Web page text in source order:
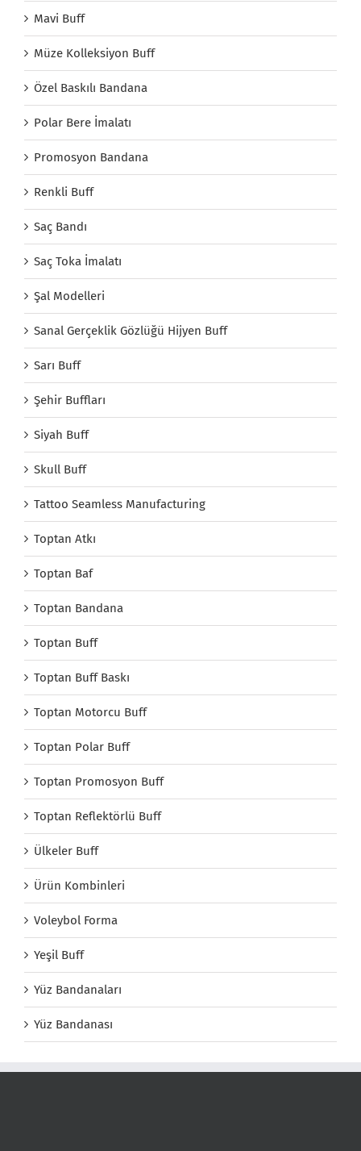
Mavi Buff
Müze Kolleksiyon Buff
Özel Baskılı Bandana
Polar Bere İmalatı
Promosyon Bandana
Renkli Buff
Saç Bandı
Saç Toka İmalatı
Şal Modelleri
Sanal Gerçeklik Gözlüğü Hijyen Buff
Sarı Buff
Şehir Buffları
Siyah Buff
Skull Buff
Tattoo Seamless Manufacturing
Toptan Atkı
Toptan Baf
Toptan Bandana
Toptan Buff
Toptan Buff Baskı
Toptan Motorcu Buff
Toptan Polar Buff
Toptan Promosyon Buff
Toptan Reflektörlü Buff
Ülkeler Buff
Ürün Kombinleri
Voleybol Forma
Yeşil Buff
Yüz Bandanaları
Yüz Bandanası